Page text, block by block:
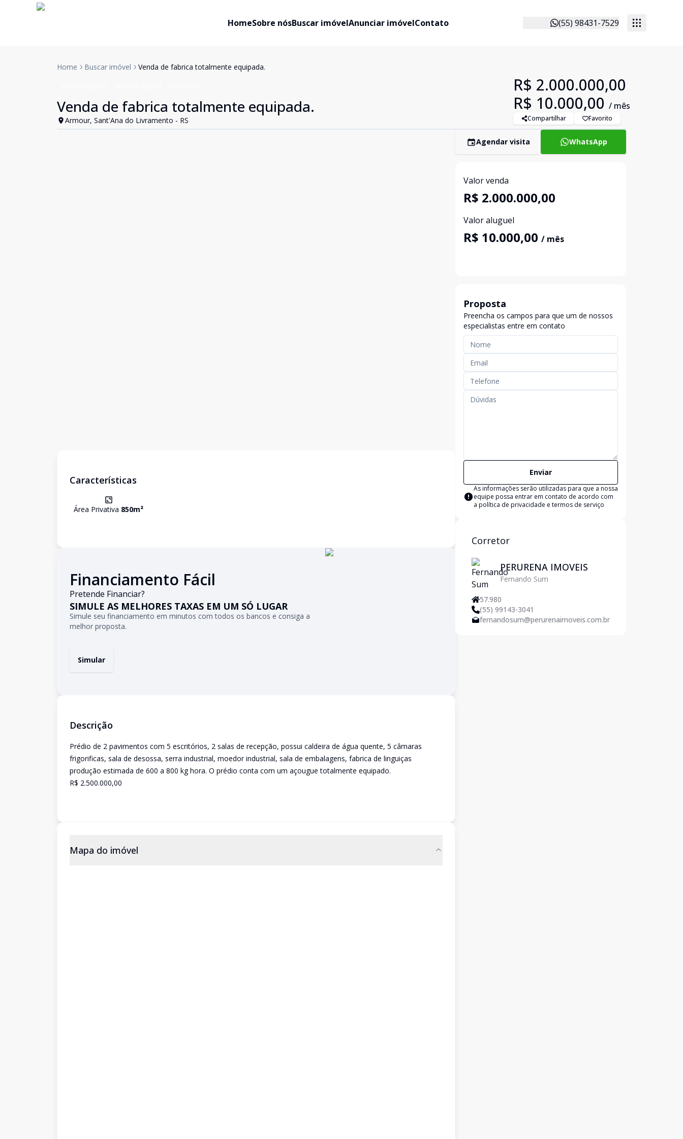
HomeSobre nósBuscar imóvelAnunciar imóvelContato (55) 98431-7529
Home Buscar imóvel Venda de fabrica totalmente equipada.
Venda de fabrica totalmente equipada.
Armour, Sant'Ana do Livramento - RS
R$ 2.000.000,00
R$ 10.000,00 / mês
Compartilhar Favorito
Características
Área Privativa 850m²
Financiamento Fácil
Pretende Financiar?
SIMULE AS MELHORES TAXAS EM UM SÓ LUGAR
Simule seu financiamento em minutos com todos os bancos e consiga a
melhor proposta.
Simular
Descrição
Prédio de 2 pavimentos com 5 escritórios, 2 salas de recepção, possui caldeira de água quente, 5 câmaras
frigorificas, sala de desossa, serra industrial, moedor industrial, sala de embalagens, fabrica de linguiças
produção estimada de 600 a 800 kg hora. O prédio conta com um açougue totalmente equipado.
R$ 2.500.000,00
Mapa do imóvel
Agendar visita WhatsApp
Valor venda
R$ 2.000.000,00
Valor aluguel
R$ 10.000,00 / mês
Proposta
Preencha os campos para que um de nossos
especialistas entre em contato
Enviar
As informações serão utilizadas para que a nossa
equipe possa entrar em contato de acordo com
a política de privacidade e termos de serviço
Corretor
PERURENA IMOVEIS
Fernando Sum
57.980
(55) 99143-3041
fernandosum@perurenaimoveis.com.br